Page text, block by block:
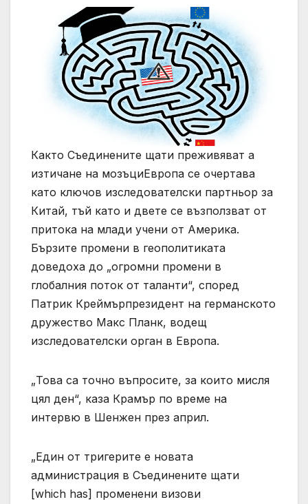
Както Съединените щати преживяват a
изтичане на мозъциЕвропа се очертава
като ключов изследователски партньор за
Китай, тъй като и двете се възползват от
притока на млади учени от Америка.
Бързите промени в геополитиката
доведоха до „огромни промени в
глобалния поток от таланти“, според
Патрик Креймърпрезидент на германското
дружество Макс Планк, водещ
изследователски орган в Европа.
„Това са точно въпросите, за които мисля
цял ден“, каза Крамър по време на
интервю в Шенжен през април.
„Един от тригерите е новата
администрация в Съединените щати
[which has] променени визови